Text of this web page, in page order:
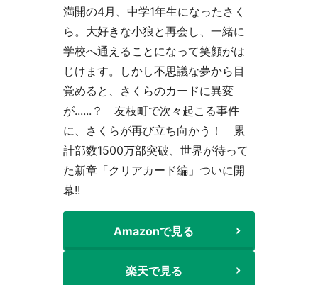
満開の4月、中学1年生になったさく
ら。大好きな小狼と再会し、一緒に
学校へ通えることになって笑顔がは
じけます。しかし不思議な夢から目
覚めると、さくらのカードに異変
が......？ 友枝町で次々起こる事件
に、さくらが再び立ち向かう！ 累
計部数1500万部突破、世界が待って
た新章「クリアカード編」ついに開
幕!!
Amazonで見る
楽天で見る